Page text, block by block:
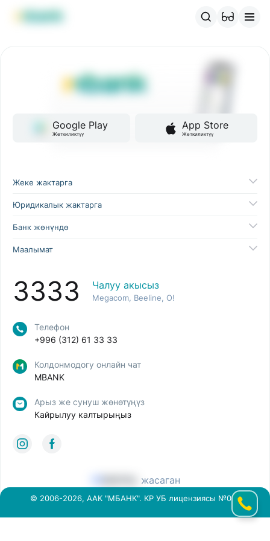
MBANK өнүмдөрү
Google Play
Жеткиликтүү
App Store
Жеткиликтүү
Жеке жактарга
Юридикалык жактарга
Банк жөнүндө
Маалымат
3333 Чалуу акысыз
Megacom, Beeline, O!
Телефон
+996 (312) 61 33 33
Колдонмодогу онлайн чат
MBANK
Арыз же сунуш жөнөтүңүз
Кайрылуу калтырыңыз
© 2006-2026, ААК "МБАНК". КР УБ лицензиясы №014
жасаган